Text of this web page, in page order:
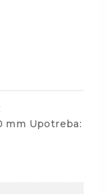
mm Upotreba: